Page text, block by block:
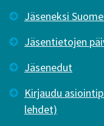
Jäseneksi
Jäsentietojen
Jäsenedut
Kirjaudu
lehdet)